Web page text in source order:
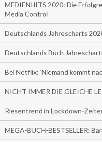
MEDIENHITS 2020: Die
Media Control
Deutschlands Jahrescharts
Deutschlands Buch
Bei Netflix: 'Niemand kommt
NICHT IMMER DIE GLEICHE
Riesentrend in Lockdown-
MEGA-BUCH-BESTSELLER: